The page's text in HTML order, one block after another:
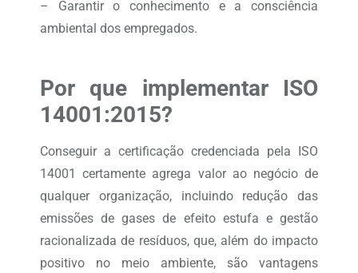
– Garantir o conhecimento e a consciência
ambiental dos empregados.
Por que implementar ISO
14001:2015?
Conseguir a certificação credenciada pela ISO
14001 certamente agrega valor ao negócio de
qualquer organização, incluindo redução das
emissões de gases de efeito estufa e gestão
racionalizada de resíduos, que, além do impacto
positivo no meio ambiente, são vantagens